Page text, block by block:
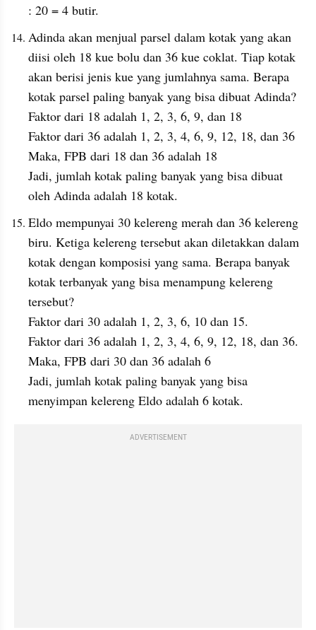
: 20 = 4 butir.
Adinda akan menjual parsel dalam kotak yang akan
diisi oleh 18 kue bolu dan 36 kue coklat. Tiap kotak
akan berisi jenis kue yang jumlahnya sama. Berapa
kotak parsel paling banyak yang bisa dibuat Adinda?
Faktor dari 18 adalah 1, 2, 3, 6, 9, dan 18
Faktor dari 36 adalah 1, 2, 3, 4, 6, 9, 12, 18, dan 36
Maka, FPB dari 18 dan 36 adalah 18
Jadi, jumlah kotak paling banyak yang bisa dibuat
oleh Adinda adalah 18 kotak.
Eldo mempunyai 30 kelereng merah dan 36 kelereng
biru. Ketiga kelereng tersebut akan diletakkan dalam
kotak dengan komposisi yang sama. Berapa banyak
kotak terbanyak yang bisa menampung kelereng
tersebut?
Faktor dari 30 adalah 1, 2, 3, 6, 10 dan 15.
Faktor dari 36 adalah 1, 2, 3, 4, 6, 9, 12, 18, dan 36.
Maka, FPB dari 30 dan 36 adalah 6
Jadi, jumlah kotak paling banyak yang bisa
menyimpan kelereng Eldo adalah 6 kotak.
ADVERTISEMENT